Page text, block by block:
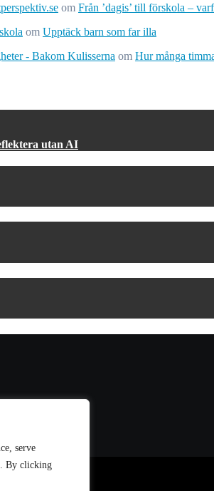
serve
By clicking
om Från ’dagis’ till förskola –
om Upptäck barn som far illa
- Bakom Kulisserna om Hur många
utan AI